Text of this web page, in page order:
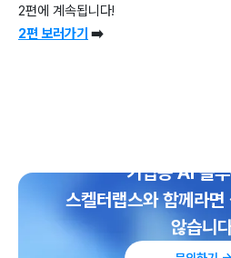
2편에 계속됩니다!
2편 보러가기 ➡️
기업용 AI 솔
스켈터랩스와 함께라면
않습니